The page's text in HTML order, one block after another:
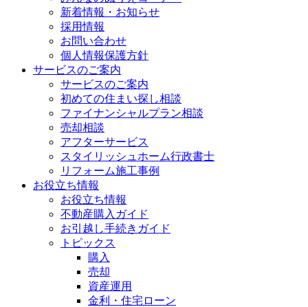
新着情報・お知らせ
採用情報
お問い合わせ
個人情報保護方針
サービスのご案内
サービスのご案内
初めての住まい探し相談
ファイナンシャルプラン相談
売却相談
アフターサービス
スタイリッシュホーム行政書士
リフォーム施工事例
お役立ち情報
お役立ち情報
不動産購入ガイド
お引越し手続きガイド
トピックス
購入
売却
資産運用
金利・住宅ローン